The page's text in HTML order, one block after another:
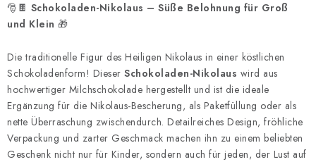
🎅🍫 Schokoladen-Nikolaus – Süße Belohnung für Groß
und Klein 🎁
Die traditionelle Figur des Heiligen Nikolaus in einer köstlichen
Schokoladenform! Dieser Schokoladen-Nikolaus wird aus
hochwertiger Milchschokolade hergestellt und ist die ideale
Ergänzung für die Nikolaus-Bescherung, als Paketfüllung oder als
nette Überraschung zwischendurch. Detailreiches Design, fröhliche
Verpackung und zarter Geschmack machen ihn zu einem beliebten
Geschenk nicht nur für Kinder, sondern auch für jeden, der Lust auf